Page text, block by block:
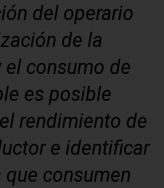
del operario
de la
el consumo de
es posible
rendimiento de
e identificar
consumen